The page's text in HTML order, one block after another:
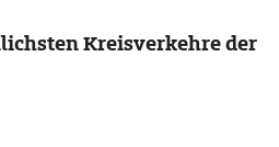
Kreisverkehre der